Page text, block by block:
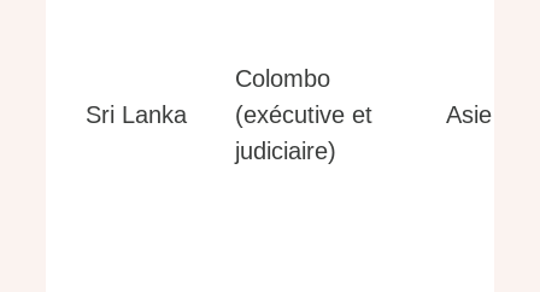
Sri Lanka
Colombo
(exécutive et
judiciaire)
Asie